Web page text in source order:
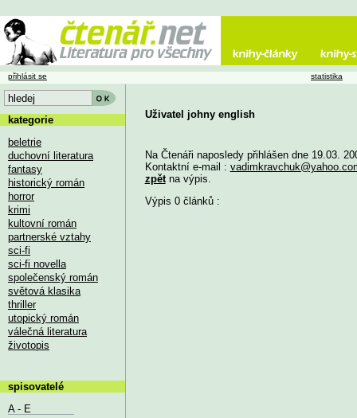
Uživatel johny english
Na Čtenáři naposledy přihlášen dne 19.03.
Kontaktní e-mail :
zpětna výpis.
Výpis 0 článků :
přihlásit se statistika
kategorie
beletrie
duchovní literatura
fantasy
historický román
horror
krimi
kultovní román
partnerské vztahy
sci-fi
sci-fi novella
společenský román
světová klasika
thriller
utopický román
válečná literatura
životopis
spisovatelé
A - E